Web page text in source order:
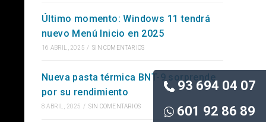
93 694 04 07
601 92 86 89
Último momento: Windows 11 tendrá
nuevo Menú Inicio en 2025
16 ABRIL, 2025 / SIN COMENTARIOS
Nueva pasta térmica BNT-9 sorprende
por su rendimiento
8 ABRIL, 2025 / SIN COMENTARIOS